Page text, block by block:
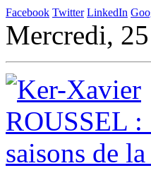
Facebook Twitter LinkedIn
Mercredi,